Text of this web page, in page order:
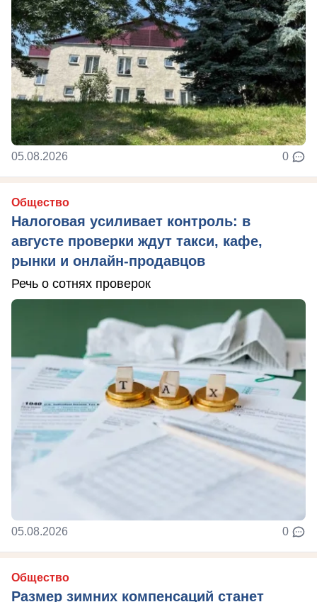
05.08.2026 0
Общество
Налоговая усиливает контроль: в
августе проверки ждут такси, кафе,
рынки и онлайн-продавцов
Речь о сотнях проверок
05.08.2026 0
Общество
Размер зимних компенсаций станет